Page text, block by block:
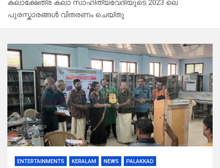
കലാക്ഷേത്ര കലാ സാഹിത്യവേദിയുടെ 2023 ലെ
പുരസ്കാരങ്ങൾ വിതരണം ചെയ്തു
ENTERTAINMENTS KERALAM NEWS PALAKKAD